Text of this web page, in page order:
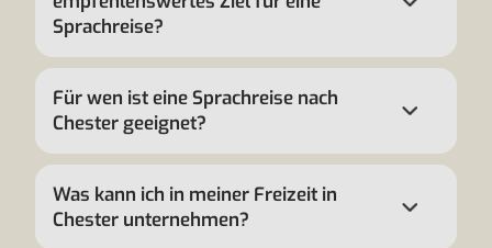
Sprachreise?
Für wen ist eine Sprachreise nach
Chester geeignet?
Was kann ich in meiner Freizeit in
Chester unternehmen?